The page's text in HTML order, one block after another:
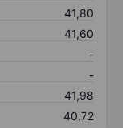
41,80
41,60
-
-
41,98
40,72